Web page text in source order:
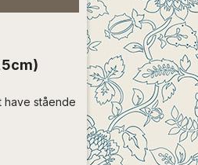
have stående